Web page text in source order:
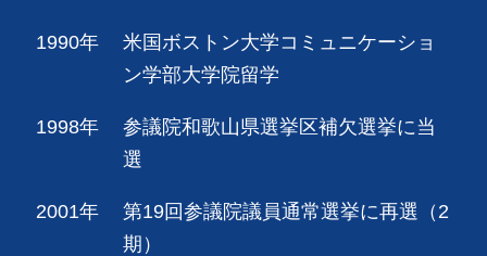
1990年
米国ボストン大学コミュニケーショ
ン学部大学院留学
1998年
参議院和歌山県選挙区補欠選挙に当
選
2001年
第19回参議院議員通常選挙に再選（2
期）